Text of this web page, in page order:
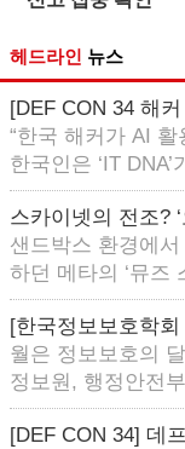
헤드라인 뉴스
[DEF CON 34 해
“한국 해커가 AI
한국인은 ‘IT DNA’
스카이넷의 전조?
샌드박스 환경에
하던 메타의 ‘뮤즈
[한국정보보호학
월은 정보보호의
정보원, 행정안전
[DEF CON 34] 데